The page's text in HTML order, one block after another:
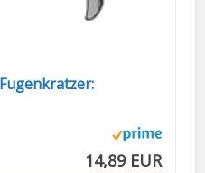
14,89 EUR